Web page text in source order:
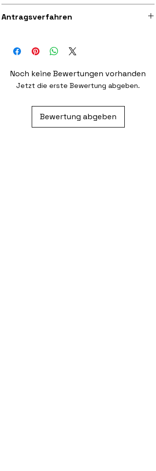
Polyester)
auf Stoff
Antragsverfahren
optional mit einer starken Nadel
Noch keine Bewertungen vorhanden
Jetzt die erste Bewertung abgeben.
Bewertung abgeben